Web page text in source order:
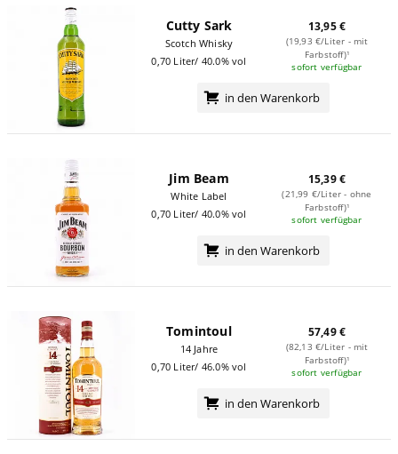
Cutty Sark
Scotch Whisky
0,70 Liter/ 40.0% vol
13,95 €
(19,93 €/Liter - mit
Farbstoff)¹
sofort verfügbar
in den Warenkorb
Jim Beam
White Label
0,70 Liter/ 40.0% vol
15,39 €
(21,99 €/Liter - ohne
Farbstoff)¹
sofort verfügbar
in den Warenkorb
Tomintoul
14 Jahre
0,70 Liter/ 46.0% vol
57,49 €
(82,13 €/Liter - mit
Farbstoff)¹
sofort verfügbar
in den Warenkorb